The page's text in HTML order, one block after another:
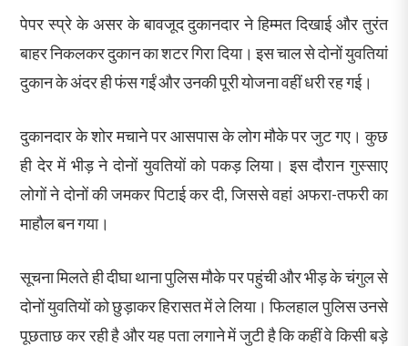
पेपर स्प्रे के असर के बावजूद दुकानदार ने हिम्मत दिखाई और तुरंत
बाहर निकलकर दुकान का शटर गिरा दिया। इस चाल से दोनों युवतियां
दुकान के अंदर ही फंस गईं और उनकी पूरी योजना वहीं धरी रह गई।
दुकानदार के शोर मचाने पर आसपास के लोग मौके पर जुट गए। कुछ
ही देर में भीड़ ने दोनों युवतियों को पकड़ लिया। इस दौरान गुस्साए
लोगों ने दोनों की जमकर पिटाई कर दी, जिससे वहां अफरा-तफरी का
माहौल बन गया।
सूचना मिलते ही दीघा थाना पुलिस मौके पर पहुंची और भीड़ के चंगुल से
दोनों युवतियों को छुड़ाकर हिरासत में ले लिया। फिलहाल पुलिस उनसे
पूछताछ कर रही है और यह पता लगाने में जुटी है कि कहीं वे किसी बड़े